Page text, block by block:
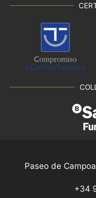
Paseo de
+34